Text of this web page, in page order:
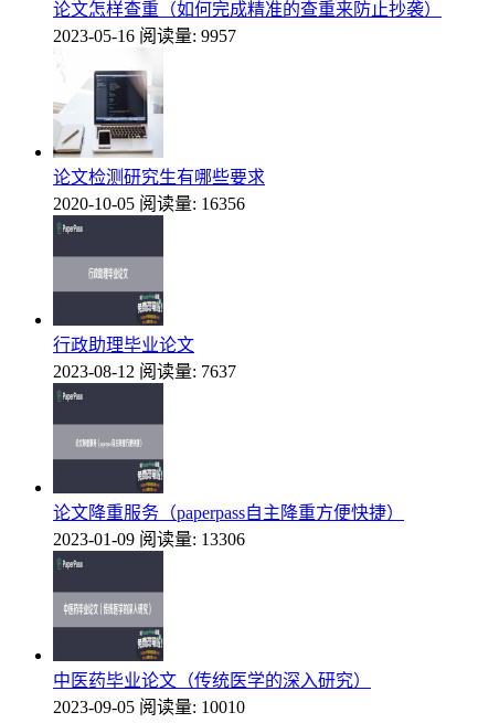
论文怎样查重（如何完成精准的查重来防止抄袭）
2023-05-16 阅读量: 9957
论文检测研究生有哪些要求
2020-10-05 阅读量: 16356
行政助理毕业论文
2023-08-12 阅读量: 7637
论文降重服务（paperpass自主降重方便快捷）
2023-01-09 阅读量: 13306
中医药毕业论文（传统医学的深入研究）
2023-09-05 阅读量: 10010